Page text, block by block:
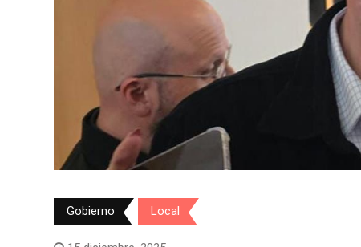
Gobierno Local